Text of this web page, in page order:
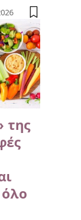
της